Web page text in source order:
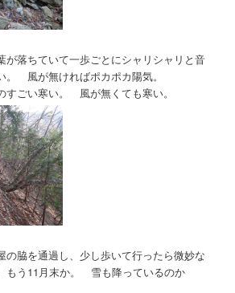
が落ちていて一歩ごとにシャリシャリと音
。 風が無ければポカポカ陽気。
すごい寒い。 風が無くても寒い。
の脇を通過し、少し歩いて行ったら微妙な
う11月末か。 雪も降っているのか